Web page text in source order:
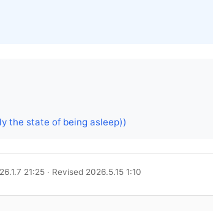
the state of being asleep))
21:25 · Revised 2026.5.15 1:10